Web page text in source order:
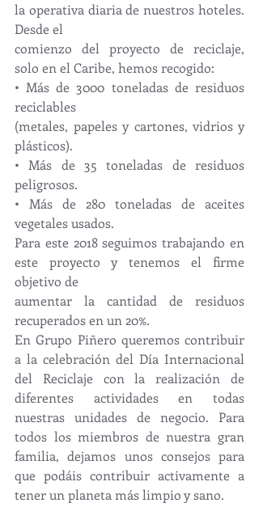
la operativa diaria de nuestros hoteles.
Desde el
comienzo del proyecto de reciclaje,
solo en el Caribe, hemos recogido:
• Más de 3000 toneladas de residuos
reciclables
(metales, papeles y cartones, vidrios y
plásticos).
• Más de 35 toneladas de residuos
peligrosos.
• Más de 280 toneladas de aceites
vegetales usados.
Para este 2018 seguimos trabajando en
este proyecto y tenemos el firme
objetivo de
aumentar la cantidad de residuos
recuperados en un 20%.
En Grupo Piñero queremos contribuir
a la celebración del Día Internacional
del Reciclaje con la realización de
diferentes actividades en todas
nuestras unidades de negocio. Para
todos los miembros de nuestra gran
familia, dejamos unos consejos para
que podáis contribuir activamente a
tener un planeta más limpio y sano.